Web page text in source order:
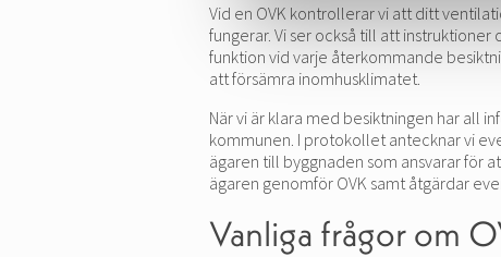
Vid en OVK kontrollerar vi att ditt
fungerar. Vi ser också till att
funktion vid varje återkommande
att försämra inomhusklimatet.
När vi är klara med besiktningen har all
kommunen. I protokollet antecknar vi
ägaren till byggnaden som ansvarar för
ägaren genomför OVK samt åtgärdar
Vanliga frågor om